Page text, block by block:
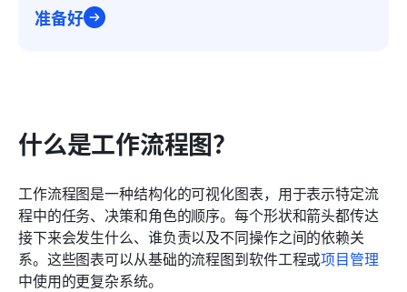
准备好
什么是工作流程图？
工作流程图是一种结构化的可视化图表，用于表示特定流
程中的任务、决策和角色的顺序。每个形状和箭头都传达
接下来会发生什么、谁负责以及不同操作之间的依赖关
系。这些图表可以从基础的流程图到软件工程或项目管理
中使用的更复杂系统。